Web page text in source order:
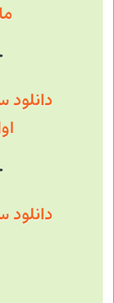
دانلود
دانلود